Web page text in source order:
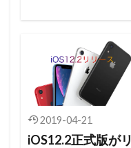
2019-04-21
iOS12.2正式版がリ